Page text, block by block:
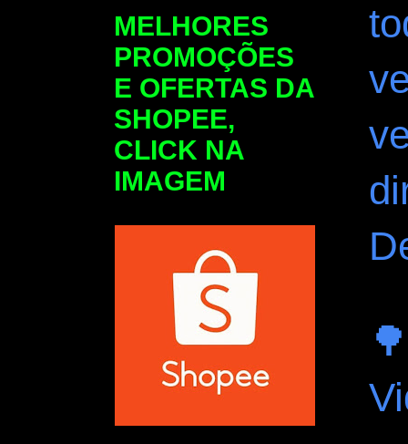
MELHORES
PROMOÇÕES
E OFERTAS DA
SHOPEE,
CLICK NA
IMAGEM